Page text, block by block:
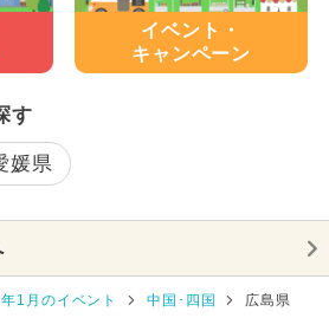
イベント・
キャンペーン
す
媛県
1月のイベント 中国･四国 広島県